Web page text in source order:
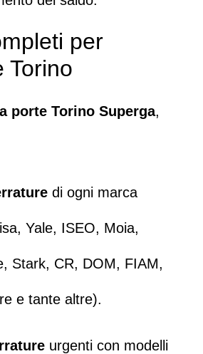
per
Torino
porte Torino Superga,
di ogni marca
, Yale, ISEO, Moia,
, Stark, CR, DOM, FIAM,
e tante altre).
urgenti con modelli